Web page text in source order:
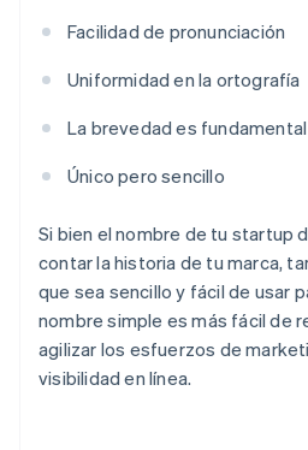
Facilidad de pronunciación
Uniformidad en la ortografía
La brevedad es fundamental
Único pero sencillo
Si bien el nombre de tu startup
contar la historia de tu marca,
que sea sencillo y fácil de usar
nombre simple es más fácil de
agilizar los esfuerzos de
visibilidad en línea.